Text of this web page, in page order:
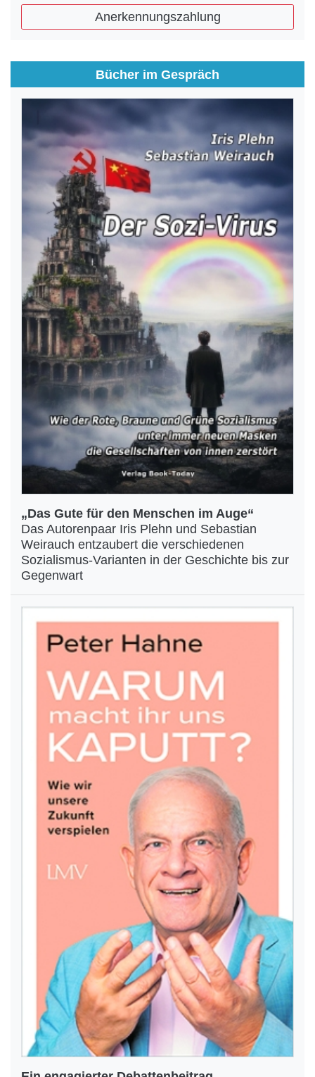
Anerkennungszahlung
Bücher im Gespräch
„Das Gute für den Menschen im Auge“
Das Autorenpaar Iris Plehn und Sebastian
Weirauch entzaubert die verschiedenen
Sozialismus-Varianten in der Geschichte bis zur
Gegenwart